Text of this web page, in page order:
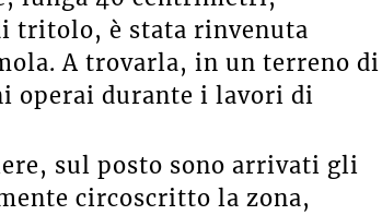
tritolo, è stata rinvenuta
A trovarla, in un terreno di
operai durante i lavori di
sul posto sono arrivati gli
circoscritto la zona,